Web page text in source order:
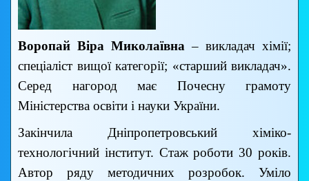
Воропай Віра Миколаївна – викладач хімії;
спеціаліст вищої категорії; «старший викладач».
Серед нагород має Почесну грамоту
Міністерства освіти і науки України.
Закінчила Дніпропетровський хіміко-
технологічний інститут. Стаж роботи 30 років.
Автор ряду методичних розробок. Уміло